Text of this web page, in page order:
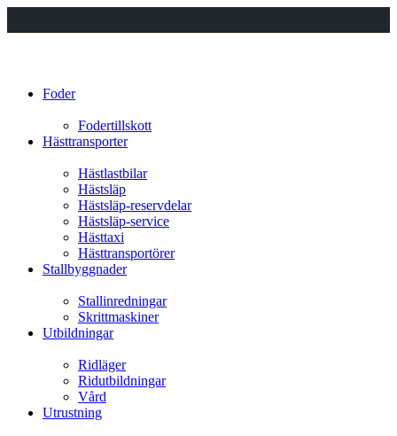
Foder
Fodertillskott
Hästtransporter
Hästlastbilar
Hästsläp
Hästsläp-reservdelar
Hästsläp-service
Hästtaxi
Hästtransportörer
Stallbyggnader
Stallinredningar
Skrittmaskiner
Utbildningar
Ridläger
Ridutbildningar
Vård
Utrustning